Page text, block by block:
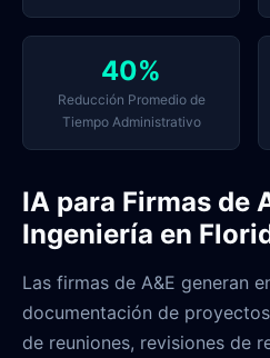
40%
Reducción Promedio de
Tiempo Administrativo
IA para Firmas de
Ingeniería en
Las firmas de A&E generan
documentación de
de reuniones, revisiones de